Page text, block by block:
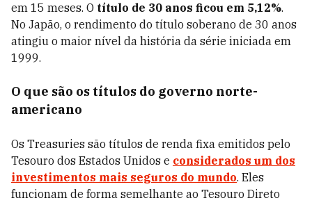
em 15 meses. O título de 30 anos ficou em 5,12%.
No Japão, o rendimento do título soberano de 30 anos
atingiu o maior nível da história da série iniciada em
1999.
O que são os títulos do governo norte-
americano
Os Treasuries são títulos de renda fixa emitidos pelo
Tesouro dos Estados Unidos e considerados um dos
investimentos mais seguros do mundo. Eles
funcionam de forma semelhante ao Tesouro Direto